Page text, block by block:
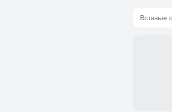
Вставьте